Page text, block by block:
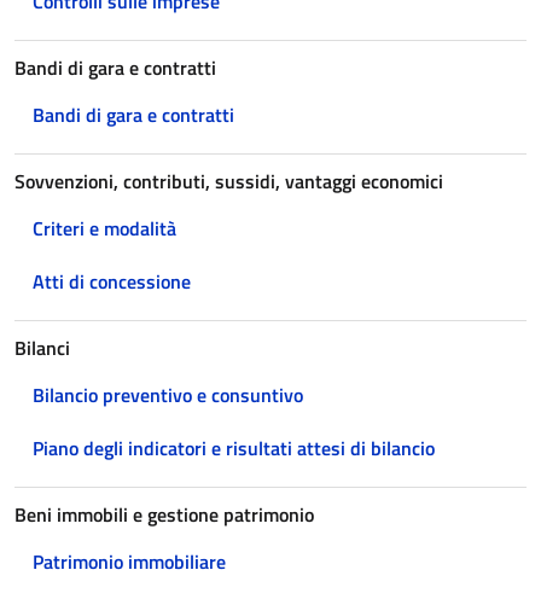
Bandi di gara e contratti
Bandi di gara e contratti
Sovvenzioni, contributi, sussidi, vantaggi economici
Criteri e modalità
Atti di concessione
Bilanci
Bilancio preventivo e consuntivo
Piano degli indicatori e risultati attesi di bilancio
Beni immobili e gestione patrimonio
Patrimonio immobiliare